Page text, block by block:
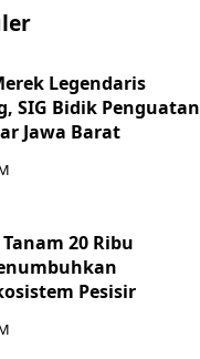
Legendaris
SIG Bidik Penguatan
Jawa Barat
20 Ribu
Pesisir